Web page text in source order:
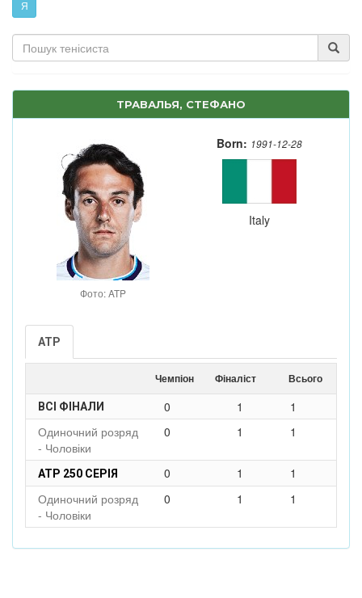
Я
ТРАВАЛЬЯ, СТЕФАНО
Фото: ATP
Born: 1991-12-28
Italy
ATP
Чемпіон Фіналіст Всього
ВСІ ФІНАЛИ 0 1
1
Одиночний розряд
- Чоловіки
0 1 1
ATP 250 СЕРІЯ 0 1
1
Одиночний розряд
- Чоловіки
0 1 1